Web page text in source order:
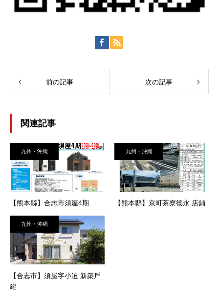
前の記事 次の記事
関連記事
九州・沖縄
【熊本縣】合志市須屋4期
九州・沖縄
【熊本縣】京町茶寮徳永 店鋪
九州・沖縄
【合志市】須屋字小迫 新築戶
建